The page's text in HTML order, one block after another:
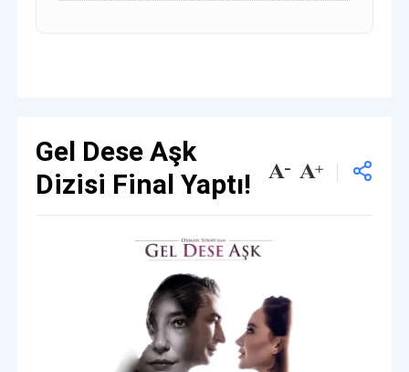
Gel Dese Aşk
Dizisi Final Yaptı!